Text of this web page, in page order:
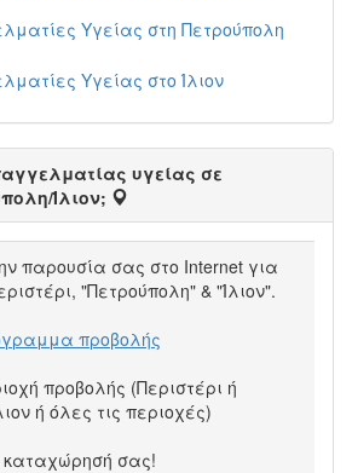
Υγείας στη Πετρούπολη
Υγείας στο Ίλιον
υγείας σε
Ίλιον;
παρουσία σας στο Internet για
"Πετρούπολη" & "Ίλιον".
προβολής
προβολής (Περιστέρι ή
ή όλες τις περιοχές)
καταχώρησή σας!